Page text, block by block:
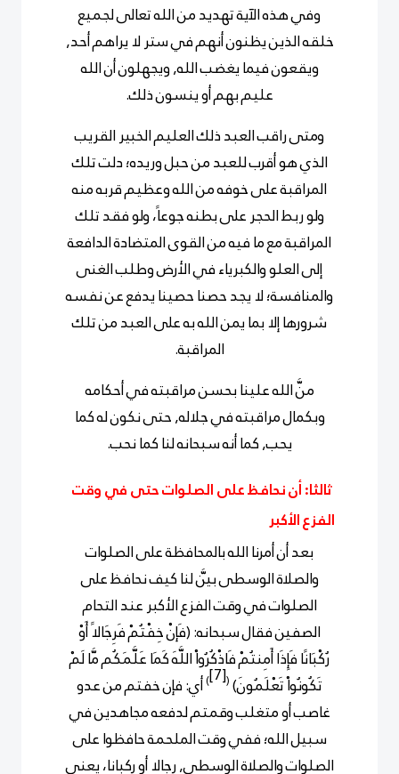
وفي هذه الآية تهديد من الله تعالى لجميع
خلقه الذين يظنون أنهم في ستر لا يراهم أحد,
ويقعون فيما يغضب الله, ويجهلون أن الله
عليم بهم أو ينسون ذلك.
ومتى راقب العبد ذلك العليم الخبير القريب
الذي هو أقرب للعبد من حبل وريده؛ دلت تلك
المراقبة على خوفه من الله وعظيم قربه منه
ولو ربط الحجر على بطنه جوعاً، ولو فقد تلك
المراقبة مع ما فيه من القوى المتضادة الدافعة
إلى العلو والكبرياء في الأرض وطلب الغنى
والمنافسة؛ لا يجد حصنا حصينا يدفع عن نفسه
شرورها إلا بما يمن الله به على العبد من تلك
المراقبة.
منَّ الله علينا بحسن مراقبته في أحكامه
وبكمال مراقبته في جلاله, حتى نكون له كما
يحب, كما أنه سبحانه لنا كما نحب.
ثالثا: أن نحافظ على الصلوات حتى في وقت
الفزع الأكبر
بعد أن أمرنا الله بالمحافظة على الصلوات
والصلاة الوسطى بيَّن لنا كيف نحافظ على
الصلوات في وقت الفزع الأكبر عند التحام
الصفين فقال سبحانه: (فَإنْ خِفْتُمْ فَرِجَالاً أَوْ
رُكْبَانًا فَإِذَا أَمِنتُمْ فَاذْكُرُواْ اللَّهَ كَمَا عَلَّمَكُم مَّا لَمْ
تَكُونُواْ تَعْلَمُونَ)(
[7]
)أي: فإن خفتم من عدو
غاصب أو متغلب وقمتم لدفعه مجاهدين في
سبيل الله؛ ففي وقت الملحمة حافظوا على
الصلوات والصلاة الوسطى, رجالا أو ركبانا، يعنى